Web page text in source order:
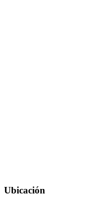
Ubicación